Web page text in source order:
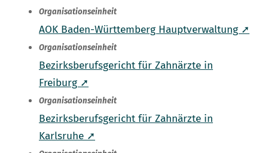
Organisationseinheit
AOK Baden-Württemberg Hauptverwaltung ➚
Organisationseinheit
Bezirksberufsgericht für Zahnärzte in
Freiburg ➚
Organisationseinheit
Bezirksberufsgericht für Zahnärzte in
Karlsruhe ➚